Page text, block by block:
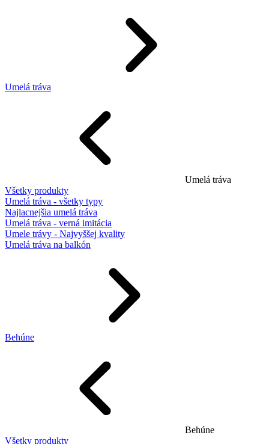
Umelá tráva
Umelá tráva
Všetky produkty
Umelá tráva - všetky typy
Najlacnejšia umelá tráva
Umelá tráva - verná imitácia
Umele trávy - Najvyššej kvality
Umelá tráva na balkón
Behúne
Behúne
Všetky produkty